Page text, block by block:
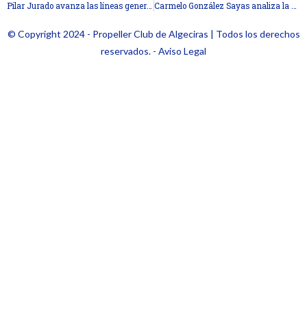
Pilar Jurado avanza las líneas generales del nuevo Código Aduanero de la Unión Europea Carmelo González Sayas analiza la situación del transporte por carretera en el Propeller Club de Algeciras
© Copyright 2024 - Propeller Club de Algeciras | Todos los derechos
reservados. - Aviso Legal